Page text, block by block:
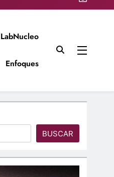
LabNucleo
Enfoques
BUSCAR